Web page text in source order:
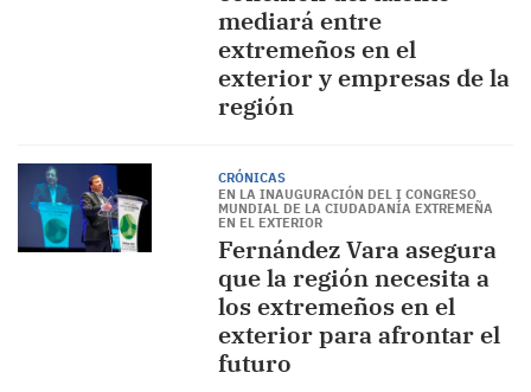
mediará entre
extremeños en el
exterior y empresas de la
región
CRÓNICAS
EN LA INAUGURACIÓN DEL I CONGRESO
MUNDIAL DE LA CIUDADANÍA EXTREMEÑA
EN EL EXTERIOR
Fernández Vara asegura
que la región necesita a
los extremeños en el
exterior para afrontar el
futuro